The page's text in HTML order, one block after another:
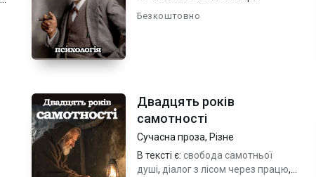
Безкоштовно
Двадцять років
самотності
Сучасна проза, Різне
В тексті є: свобода самотньої
душі, діалог з лісом через працю,